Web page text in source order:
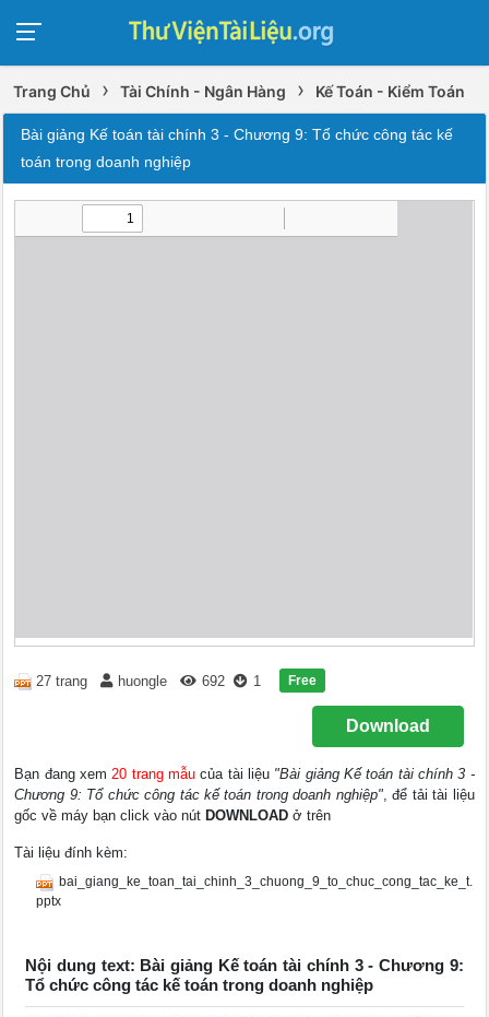
Trang Chủ › Tài Chính - Ngân Hàng › Kế Toán - Kiểm Toán
Bài giảng Kế toán tài chính 3 - Chương 9: Tổ chức công tác kế
toán trong doanh nghiệp
27 trang huongle 692 1 Free
Download
Bạn đang xem20 trang mẫucủa tài liệu "Bài giảng Kế toán tài chính 3 -
Chương 9: Tổ chức công tác kế toán trong doanh nghiệp", để tải tài liệu
gốc về máy bạn click vào nút DOWNLOAD ở trên
Tài liệu đính kèm:
bai_giang_ke_toan_tai_chinh_3_chuong_9_to_chuc_cong_tac_ke_t.
pptx
Nội dung text: Bài giảng Kế toán tài chính 3 - Chương 9:
Tổ chức công tác kế toán trong doanh nghiệp